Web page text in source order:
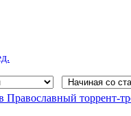
торрент-